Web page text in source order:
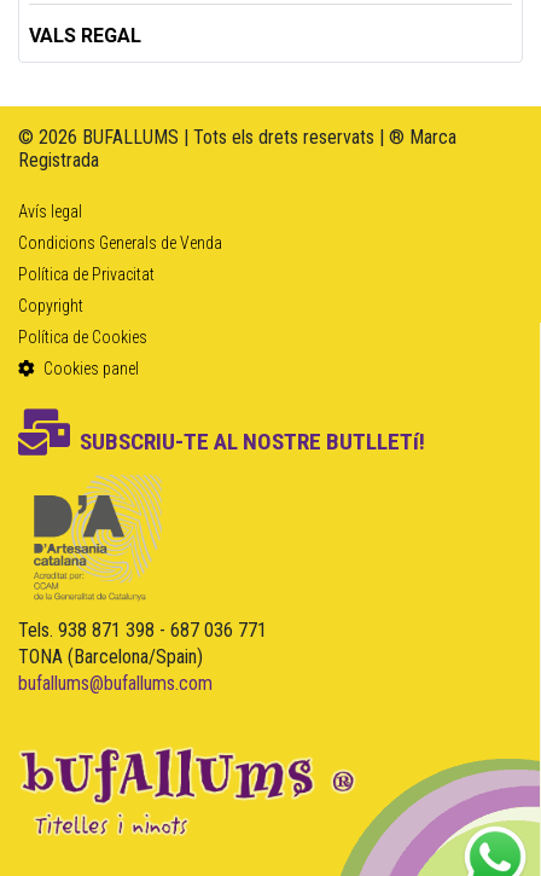
VALS REGAL
© 2026 BUFALLUMS | Tots els drets reservats | ® Marca
Registrada
Avís legal
Condicions Generals de Venda
Política de Privacitat
Copyright
Política de Cookies
Cookies panel
SUBSCRIU-TE AL NOSTRE BUTLLETí!
Tels. 938 871 398 - 687 036 771
TONA (Barcelona/Spain)
bufallums@bufallums.com